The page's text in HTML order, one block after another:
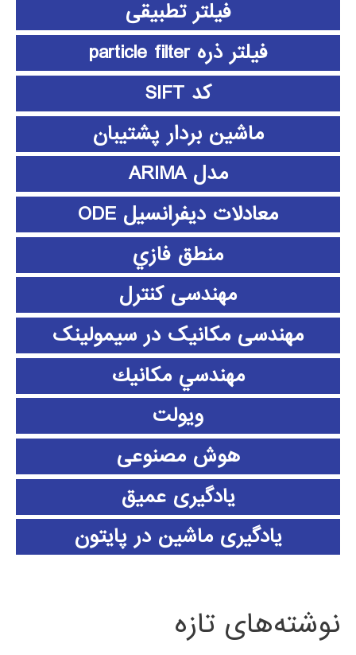
فیلتر تطبیقی
فیلتر ذره particle filter
کد SIFT
ماشین بردار پشتیبان
مدل ARIMA
معادلات دیفرانسیل ODE
منطق فازي
مهندسی کنترل
مهندسی مکانیک در سیمولینک
مهندسي مكانيك
ویولت
هوش مصنوعی
یادگیری عمیق
یادگیری ماشین در پایتون
نوشته‌های تازه